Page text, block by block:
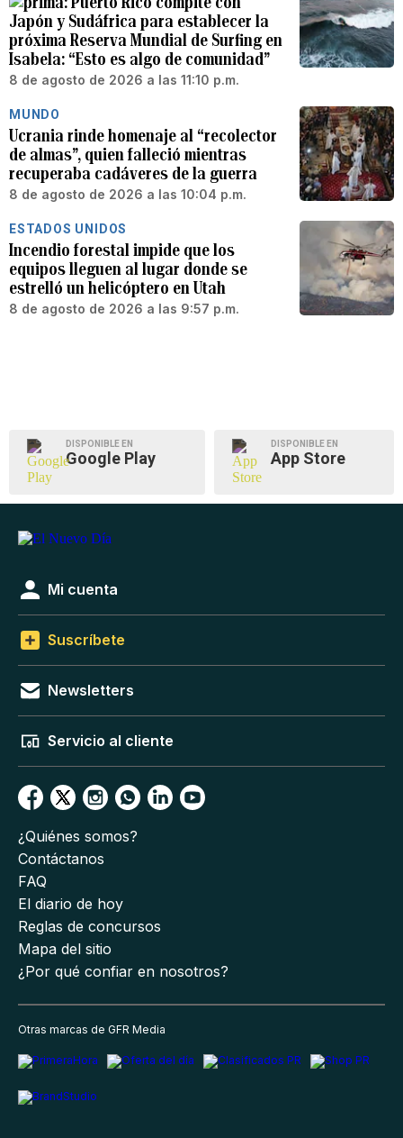
Japón y Sudáfrica para establecer la
próxima Reserva Mundial de Surfing en
Isabela: “Esto es algo de comunidad”
8 de agosto de 2026 a las 11:10 p.m.
MUNDO
Ucrania rinde homenaje al “recolector
de almas”, quien falleció mientras
recuperaba cadáveres de la guerra
8 de agosto de 2026 a las 10:04 p.m.
ESTADOS UNIDOS
Incendio forestal impide que los
equipos lleguen al lugar donde se
estrelló un helicóptero en Utah
8 de agosto de 2026 a las 9:57 p.m.
DISPONIBLE EN
Google Play
DISPONIBLE EN
App Store
Mi cuenta
Suscríbete
Newsletters
Servicio al cliente
¿Quiénes somos?
Contáctanos
FAQ
El diario de hoy
Reglas de concursos
Mapa del sitio
¿Por qué confiar en nosotros?
Otras marcas de GFR Media